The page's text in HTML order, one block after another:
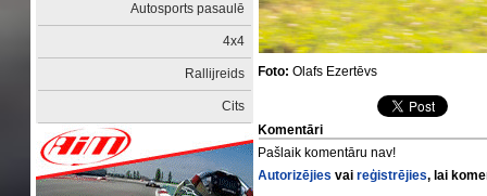
Autosports pasaulē
4x4
Rallijreids
Cits
Foto: Olafs Ezertēvs
Komentāri
Pašlaik komentāru nav!
Autorizējies vaireģistrējies, lai